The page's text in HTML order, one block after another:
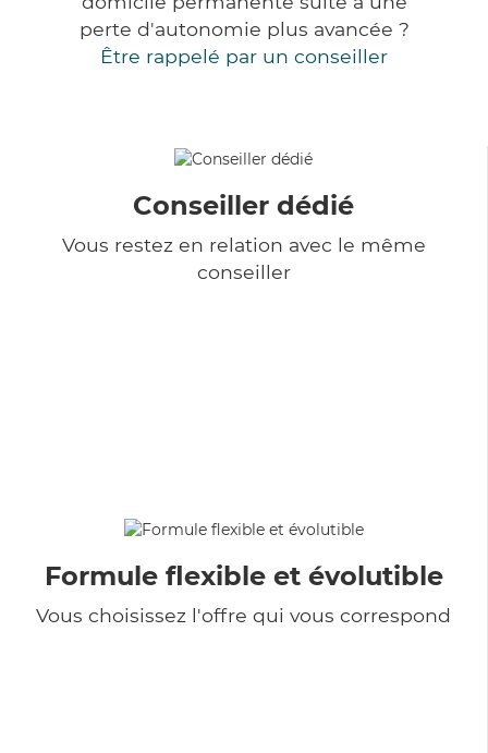
perte d'autonomie plus avancée ?
Être rappelé par un conseiller
Conseiller dédié
Vous restez en relation avec le même
conseiller
Formule flexible et évolutible
Vous choisissez l'offre qui vous correspond